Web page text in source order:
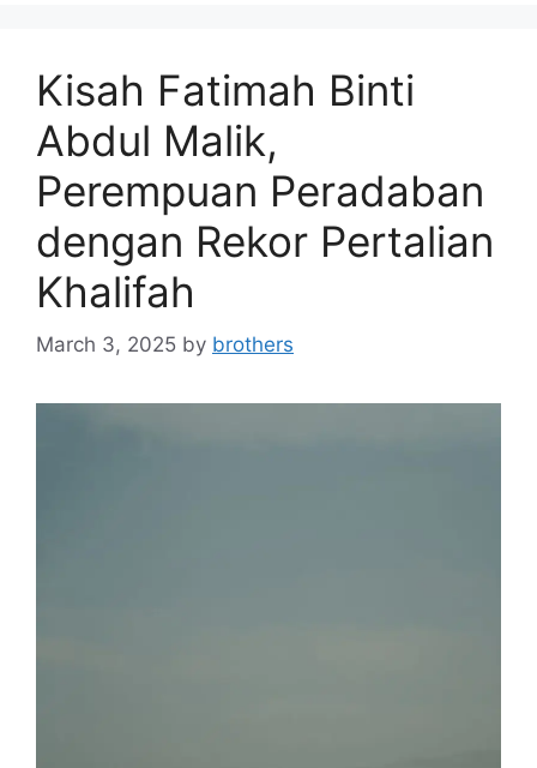
Kisah Fatimah Binti
Abdul Malik,
Perempuan Peradaban
dengan Rekor Pertalian
Khalifah
March 3, 2025 by brothers